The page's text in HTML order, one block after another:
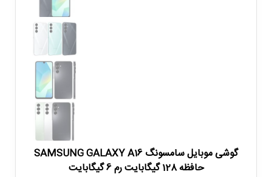
گوشی موبایل سامسونگ SAMSUNG GALAXY A16
حافظه 128 گیگابایت رم 6 گیگابایت